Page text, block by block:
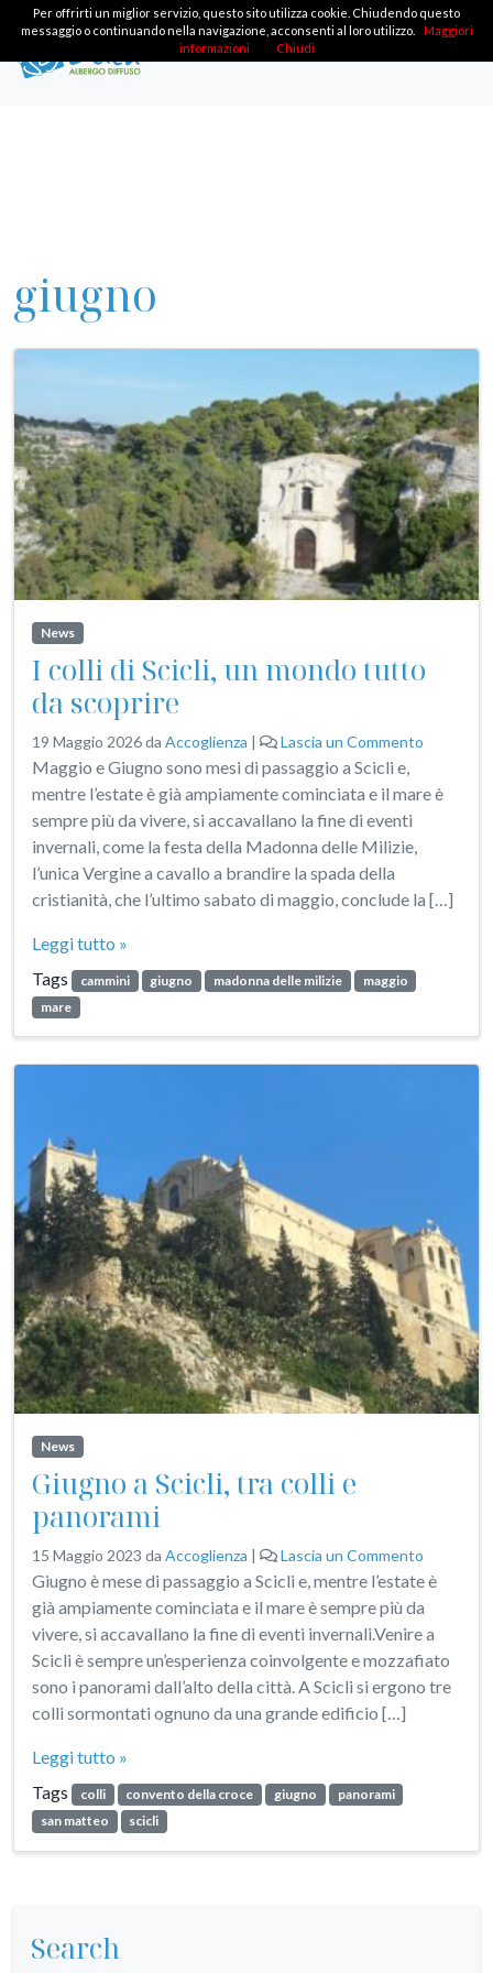
giugno
News
I colli di Scicli, un mondo tutto
da scoprire
19 Maggio 2026da Accoglienza | Lascia un Commento
Maggio e Giugno sono mesi di passaggio a Scicli e,
mentre l’estate è già ampiamente cominciata e il mare è
sempre più da vivere, si accavallano la fine di eventi
invernali, come la festa della Madonna delle Milizie,
l’unica Vergine a cavallo a brandire la spada della
cristianità, che l’ultimo sabato di maggio, conclude la […]
Leggi tutto »
Tags
cammini giugno madonna delle milizie
maggio
mare
News
Giugno a Scicli, tra colli e
panorami
15 Maggio 2023 da Accoglienza | Lascia un Commento
Giugno è mese di passaggio a Scicli e, mentre l’estate è
già ampiamente cominciata e il mare è sempre più da
vivere, si accavallano la fine di eventi invernali.Venire a
Scicli è sempre un’esperienza coinvolgente e mozzafiato
sono i panorami dall’alto della città. A Scicli si ergono tre
colli sormontati ognuno da una grande edificio […]
Leggi tutto »
Tags
colli convento della croce giugno
panorami
san matteo
scicli
Search
Per offrirti un miglior servizio, questo sito utilizza cookie. Chiudendo questo
messaggio o continuando nella navigazione, acconsenti al loro utilizzo.
Maggiori
informazioni
Chiudi